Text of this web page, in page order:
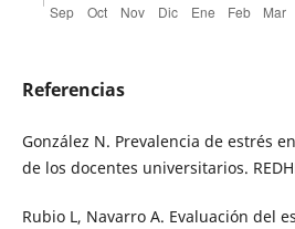
Referencias
González N. Prevalencia de estrés
de los docentes universitarios.
Rubio L, Navarro A. Evaluación del